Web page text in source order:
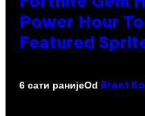
Power Hour
Featured
6 сати ранијеOd Brent